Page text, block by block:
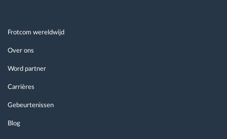
Frotcom wereldwijd
Over ons
Word partner
Carrières
Gebeurtenissen
Blog